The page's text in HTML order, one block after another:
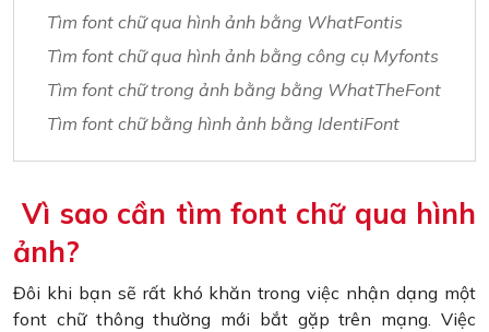
Tìm font chữ qua hình ảnh bằng WhatFontis
Tìm font chữ qua hình ảnh bằng công cụ Myfonts
Tìm font chữ trong ảnh bằng bằng WhatTheFont
Tìm font chữ bằng hình ảnh bằng IdentiFont
Vì sao cần tìm font chữ qua hình
ảnh?
Đôi khi bạn sẽ rất khó khăn trong việc nhận dạng một
font chữ thông thường mới bắt gặp trên mạng. Việc